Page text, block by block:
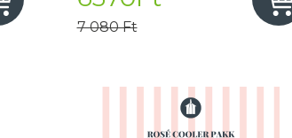
7 080 Ft